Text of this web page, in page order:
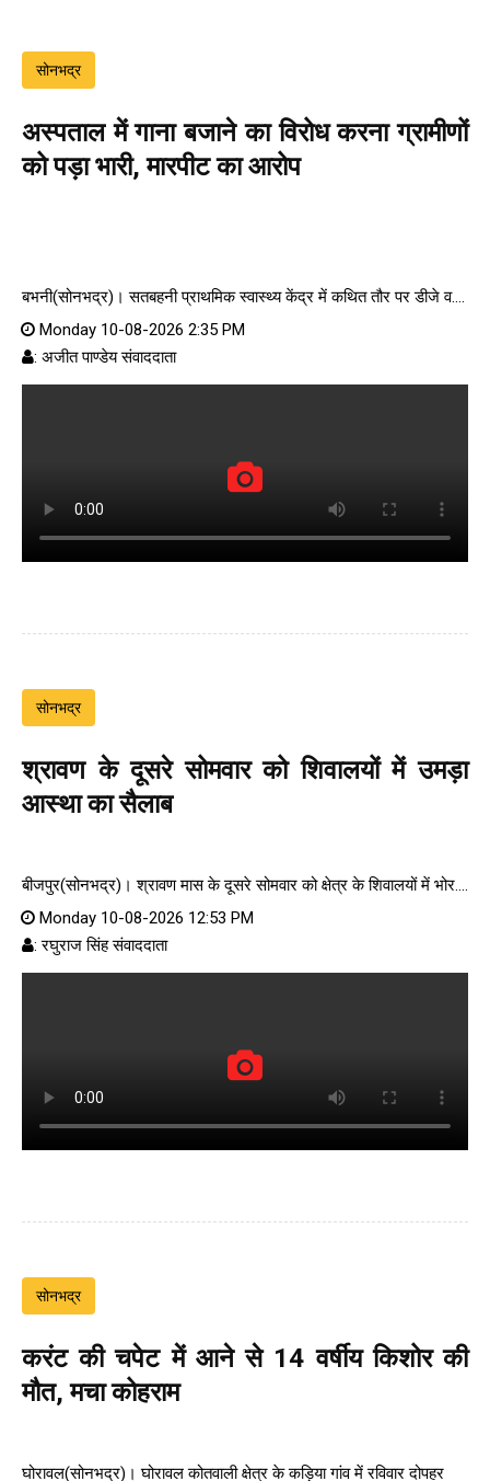
सोनभद्र
अस्पताल में गाना बजाने का विरोध करना ग्रामीणों
को पड़ा भारी, मारपीट का आरोप
बभनी(सोनभद्र)। सतबहनी प्राथमिक स्वास्थ्य केंद्र में कथित तौर पर डीजे व....
Monday 10-08-2026 2:35 PM
: अजीत पाण्डेय संवाददाता
सोनभद्र
श्रावण के दूसरे सोमवार को शिवालयों में उमड़ा
आस्था का सैलाब
बीजपुर(सोनभद्र)। श्रावण मास के दूसरे सोमवार को क्षेत्र के शिवालयों में भोर....
Monday 10-08-2026 12:53 PM
: रघुराज सिंह संवाददाता
सोनभद्र
करंट की चपेट में आने से 14 वर्षीय किशोर की
मौत, मचा कोहराम
घोरावल(सोनभद्र)। घोरावल कोतवाली क्षेत्र के कड़िया गांव में रविवार दोपहर